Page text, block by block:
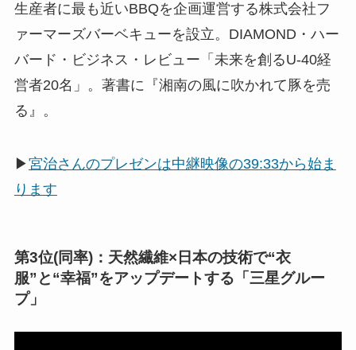
生産者に最も近いBBQを企画運営する株式会社フ
ァーマーズバーベキューを設立。DIAMOND・ハー
バード・ビジネス・レビュー「未来を創るU-40経
営者20名」。著書に『湘南の風に吹かれて豚を売
る』。
▶宮治さんのプレゼンは中継映像の39:33から始ま
ります
第3位(同率)：天然繊維×日本の技術で“衣
服”と“幸福”をアップデートする「三星グルー
プ」